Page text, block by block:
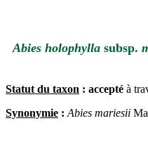
Abies holophyllasubsp.
Statut du taxon : accepté à
Synonymie : Abies mariesii